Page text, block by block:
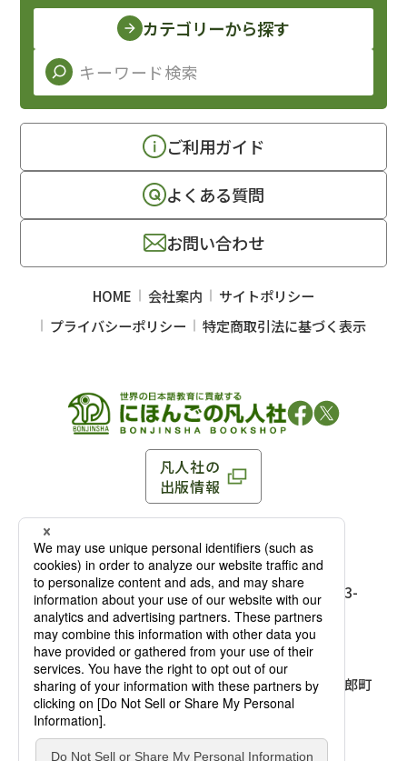
凡人社の
出版情報
〒102-0093 東京都千代田区平河町 1-3-13 8F
TEL：03-3263-3959／FAX：03-3263-3116
麹町店
〒102-0093 東京都千代田区平河町1-3-
13 8F［アクセス］
TEL：03-3239-8673／FAX：03-3263-
3116
大阪店
〒541-0056 大阪府大阪市中央区久太郎町
4-2-10
大西ビルディング 1階［
TEL：06-4256-2684／FAX：03-6733-
カテゴリーから探す
ご利用ガイド
よくある質問
お問い合わせ
HOME 会社案内
サイトポリシー
プライバシーポリシー
特定商取引法に基づく表示